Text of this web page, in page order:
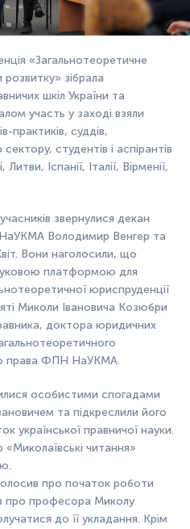
«Загальнотеоретичне
зібрала
шкіл України та
участь у заході взяли
практиків, суддів,
студентів і аспірантів
Іспанії, Італії, Вірменії,
звернулися декан
Володимир Венгер та
Вони наголосили, що
платформою для
юриспруденції
Миколи Івановича Козюбри
доктора юридичних
права ФПН НаУКМА.
особистими спогадами
та підкреслили його
української правничої науки.
читання»
про початок роботи
про професора Миколу
до її укладання. Крім